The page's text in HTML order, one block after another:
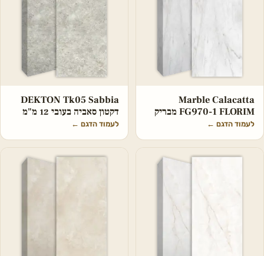
Marble Calacatta
FG970-1 FLORIM מבריק
לעמוד הדגם ←
DEKTON Tk05 Sabbia
דקטון סאביה בעובי 12 מ"מ
לעמוד הדגם ←